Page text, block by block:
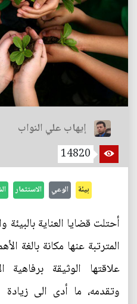
إيهاب علي النواب
14820
بيئة الوعي الاستثمار
أحتلت قضايا العناية بالبيئة
المترتبة عنها مكانة بالغة
علاقتها الوثيقة
وتقدمه، ما أدى الى زيادة